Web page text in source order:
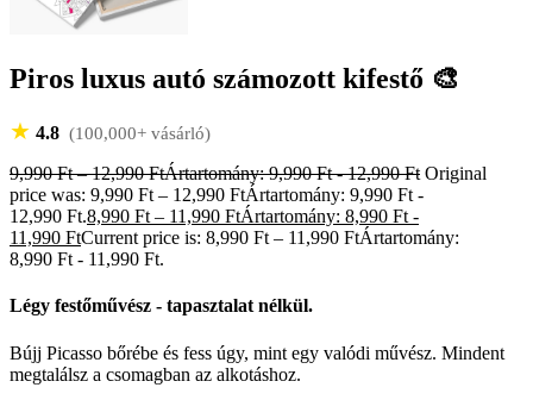
Piros luxus autó számozott kifestő 🎨
★ 4.8 (100,000+ vásárló)
9,990Ft – 12,990FtÁrtartomány: 9,990 Ft - 12,990 Ft Original
price was: 9,990 Ft – 12,990 FtÁrtartomány: 9,990 Ft -
12,990 Ft.8,990 Ft – 11,990 FtÁrtartomány: 8,990 Ft -
11,990 FtCurrent price is: 8,990 Ft – 11,990 FtÁrtartomány:
8,990 Ft - 11,990 Ft.
Légy festőművész - tapasztalat nélkül.
Bújj Picasso bőrébe és fess úgy, mint egy valódi művész. Mindent
megtalálsz a csomagban az alkotáshoz.